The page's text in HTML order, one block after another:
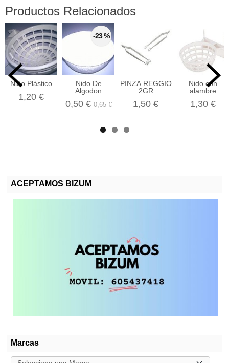
ACEPTAMOS BIZUM
Marcas
Productos Relacionados
Nido Plástico
1,20 €
-23 %
Nido De
Algodon
0,50 €0,65 €
PINZA REGGIO
2GR
1,50 €
Nido con
alambre
1,30 €